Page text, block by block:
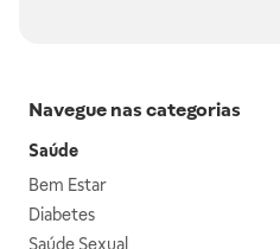
Navegue nas categorias
Saúde
Bem Estar
Diabetes
Saúde Sexual